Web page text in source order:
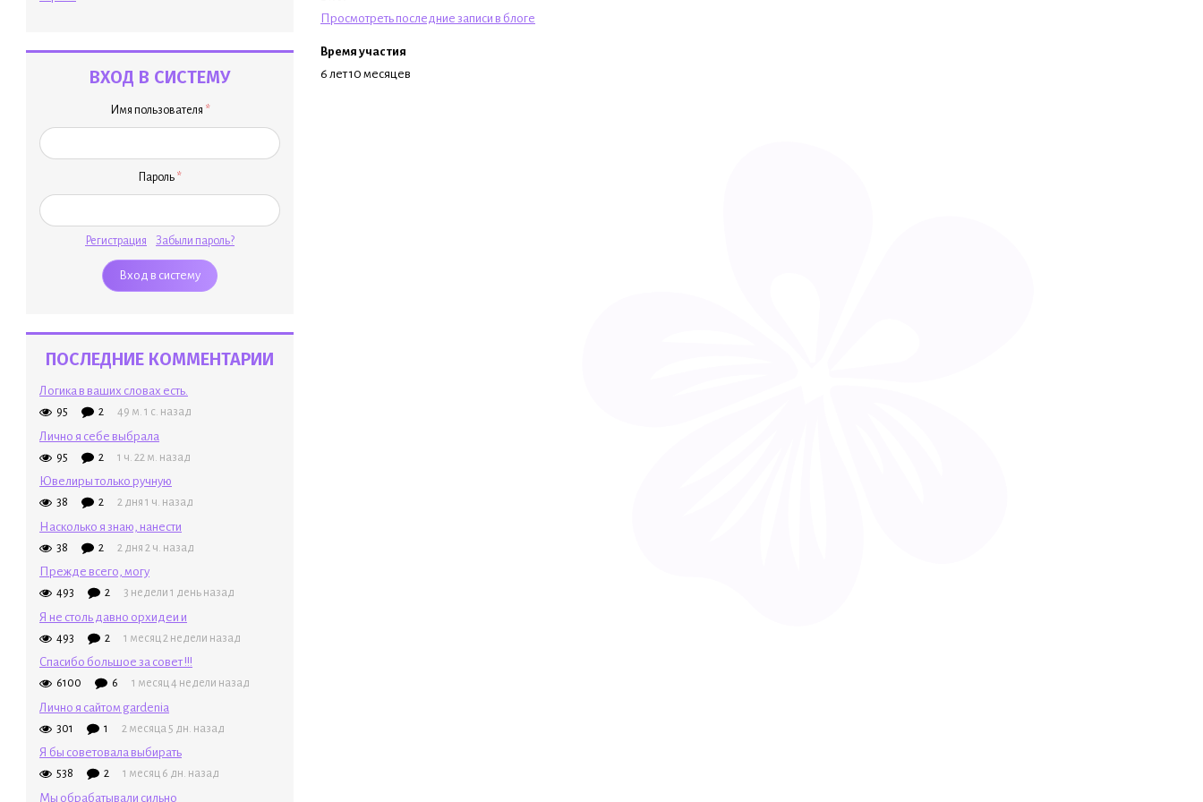
ВХОД В СИСТЕМУ
Имя пользователя *
Пароль *
Регистрация Забыли пароль?
ПОСЛЕДНИЕ КОММЕНТАРИИ
Логика в ваших словах есть.
95 2 49 м. 1 с. назад
Лично я себе выбрала
95 2 1 ч. 22 м. назад
Ювелиры только ручную
38 2 2 дня 1 ч. назад
Насколько я знаю, нанести
38 2 2 дня 2 ч. назад
Прежде всего, могу
493 2 3 недели 1 день назад
Я не столь давно орхидеи и
493 2 1 месяц 2 недели назад
Спасибо большое за совет !!!
6100 6 1 месяц 4 недели назад
Лично я сайтом gardenia
301 1 2 месяца 5 дн. назад
Я бы советовала выбирать
538 2 1 месяц 6 дн. назад
Мы обрабатывали сильно
Просмотреть последние записи в блоге
Время участия
6 лет 10 месяцев